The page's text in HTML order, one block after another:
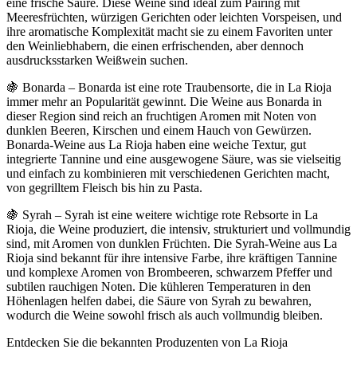
eine frische Säure. Diese Weine sind ideal zum Pairing mit
Meeresfrüchten, würzigen Gerichten oder leichten Vorspeisen, und
ihre aromatische Komplexität macht sie zu einem Favoriten unter
den Weinliebhabern, die einen erfrischenden, aber dennoch
ausdrucksstarken Weißwein suchen.
🍇 Bonarda – Bonarda ist eine rote Traubensorte, die in La Rioja
immer mehr an Popularität gewinnt. Die Weine aus Bonarda in
dieser Region sind reich an fruchtigen Aromen mit Noten von
dunklen Beeren, Kirschen und einem Hauch von Gewürzen.
Bonarda-Weine aus La Rioja haben eine weiche Textur, gut
integrierte Tannine und eine ausgewogene Säure, was sie vielseitig
und einfach zu kombinieren mit verschiedenen Gerichten macht,
von gegrilltem Fleisch bis hin zu Pasta.
🍇 Syrah – Syrah ist eine weitere wichtige rote Rebsorte in La
Rioja, die Weine produziert, die intensiv, strukturiert und vollmundig
sind, mit Aromen von dunklen Früchten. Die Syrah-Weine aus La
Rioja sind bekannt für ihre intensive Farbe, ihre kräftigen Tannine
und komplexe Aromen von Brombeeren, schwarzem Pfeffer und
subtilen rauchigen Noten. Die kühleren Temperaturen in den
Höhenlagen helfen dabei, die Säure von Syrah zu bewahren,
wodurch die Weine sowohl frisch als auch vollmundig bleiben.
Entdecken Sie die bekannten Produzenten von La Rioja